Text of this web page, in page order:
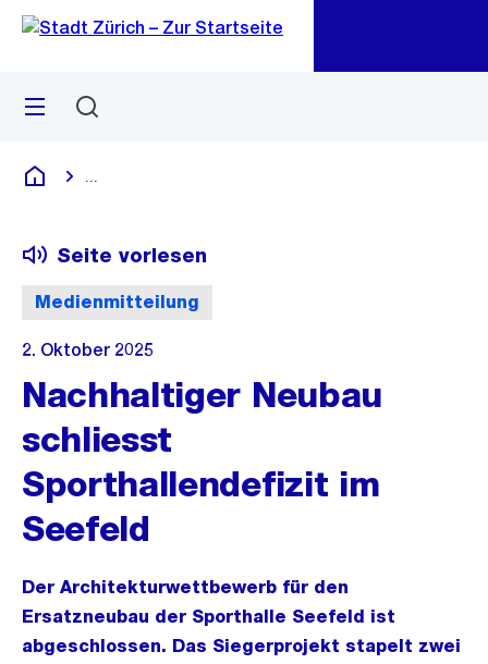
Navigation
Sprunglink
Menü
Deutsch
Medienmitteilung
Seite vorlesen
2. Oktober 2025
Nachhaltiger Neubau
schliesst
Sporthallendefizit im
Seefeld
Der Architekturwettbewerb für den
Ersatzneubau der Sporthalle Seefeld ist
abgeschlossen. Das Siegerprojekt stapelt zwei